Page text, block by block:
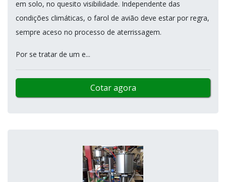
em solo, no quesito visibilidade. Independente das
condições climáticas, o farol de avião deve estar por regra,
sempre aceso no processo de aterrissagem.
Por se tratar de um e...
Cotar agora